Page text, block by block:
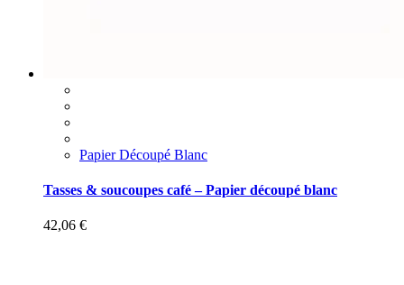
Papier Découpé Blanc
Tasses & soucoupes café – Papier découpé blanc
42,06 €